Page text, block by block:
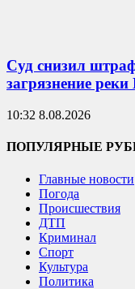
Суд снизил
загрязнение реки
10:32 8.08.2026
ПОПУЛЯРНЫЕ
Главные новости
Погода
Происшествия
ДТП
Криминал
Спорт
Культура
Политика